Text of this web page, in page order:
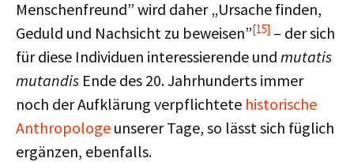
Menschenfreund” wird daher „Ursache finden,
Geduld und Nachsicht zu beweisen”[15] – der sich
für diese Individuen interessierende und mutatis
mutandis Ende des 20. Jahrhunderts immer
noch der Aufklärung verpflichtete historische
Anthropologe unserer Tage, so lässt sich füglich
ergänzen, ebenfalls.